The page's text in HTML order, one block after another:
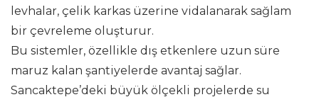
levhalar, çelik karkas üzerine vidalanarak sağlam
bir çevreleme oluşturur.
Bu sistemler, özellikle dış etkenlere uzun süre
maruz kalan şantiyelerde avantaj sağlar.
Sancaktepe’deki büyük ölçekli projelerde su